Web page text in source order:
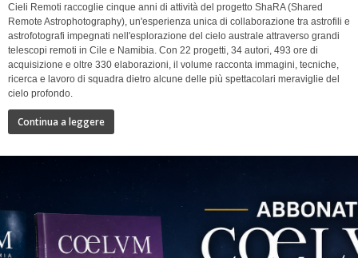
Cieli Remoti raccoglie cinque anni di attività del progetto ShaRA (Shared
Remote Astrophotography), un'esperienza unica di collaborazione tra astrofili e
astrofotografi impegnati nell'esplorazione del cielo australe attraverso grandi
telescopi remoti in Cile e Namibia. Con 22 progetti, 34 autori, 493 ore di
acquisizione e oltre 330 elaborazioni, il volume racconta immagini, tecniche,
ricerca e lavoro di squadra dietro alcune delle più spettacolari meraviglie del
cielo profondo.
Continua a leggere